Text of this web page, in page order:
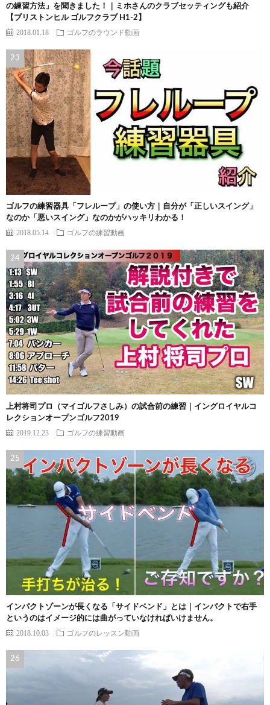
の練習方法」を聞きました！｜ミホさんのクラブセッティングも紹介
【ブリストンヒル ゴルフクラブ H1-2】
2018.01.18 ゴルフのラウンド動画
ゴルフの練習器具「フレループ」の使い方｜自分が「正しいスイング」
なのか「悪いスイング」なのかがハッキリわかる！
2018.05.14 ゴルフの練習動画
上村将司プロ（マイゴルフさしみ）の試合前の練習｜イングロイヤルコ
レクションオープンゴルフ2019
2019.12.23 ゴルフの練習動画
インパクトゾーンが長くなる「サイドベンド」とは｜インパクトで右手
というのはイメージ的には曲がっていなければいけません。
2018.10.03 ゴルフのレッスン動画